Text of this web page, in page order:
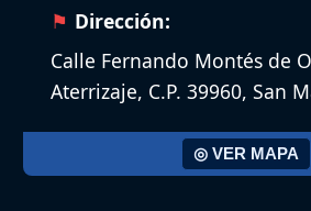
Dirección:
Calle Fernando Montés de
Aterrizaje, C.P. 39960, San
◎ VER MAPA